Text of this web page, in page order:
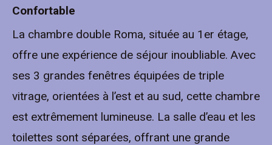
Confortable
La chambre double Roma, située au 1er étage,
offre une expérience de séjour inoubliable. Avec
ses 3 grandes fenêtres équipées de triple
vitrage, orientées à l’est et au sud, cette chambre
est extrêmement lumineuse. La salle d’eau et les
toilettes sont séparées, offrant une grande